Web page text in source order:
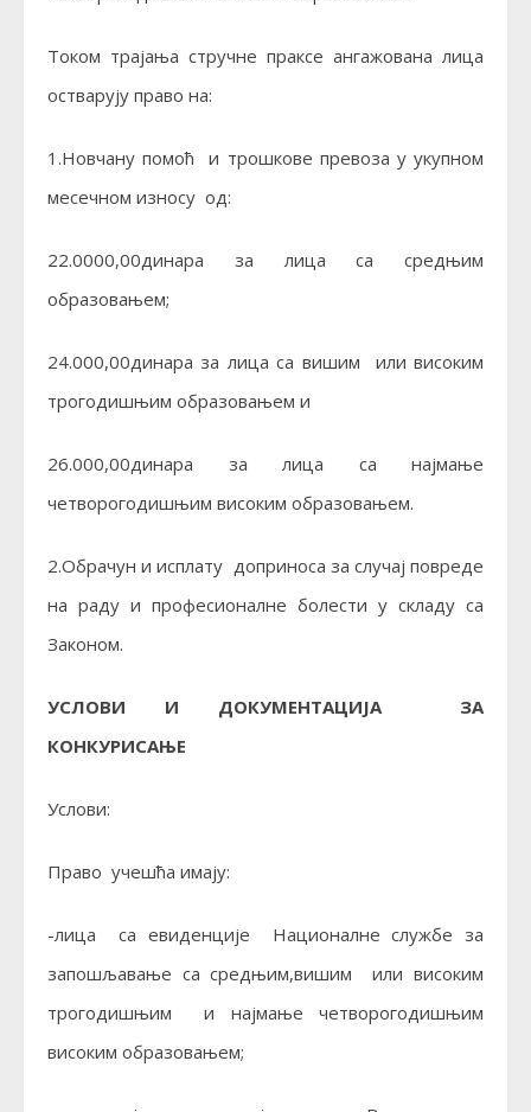
Током трајања стручне праксе ангажована лица
остварују право на:
1.Новчану помоћ и трошкове превоза у укупном
месечном износу од:
22.0000,00динара за лица са средњим
образовањем;
24.000,00динара за лица са вишим или високим
трогодишњим образовањем и
26.000,00динара за лица са најмање
четворогодишњим високим образовањем.
2.Обрачун и исплату доприноса за случај повреде
на раду и професионалне болести у складу са
Законом.
УСЛОВИ И ДОКУМЕНТАЦИЈА ЗА
КОНКУРИСАЊЕ
Услови:
Право учешћа имају:
-лица са евиденције Националне службе за
запошљавање са средњим,вишим или високим
трогодишњим и најмање четворогодишњим
високим образовањем;